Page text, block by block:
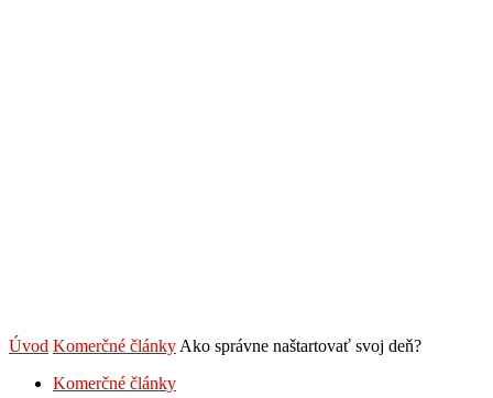
Úvod Komerčné články Ako správne naštartovať svoj deň?
Komerčné články